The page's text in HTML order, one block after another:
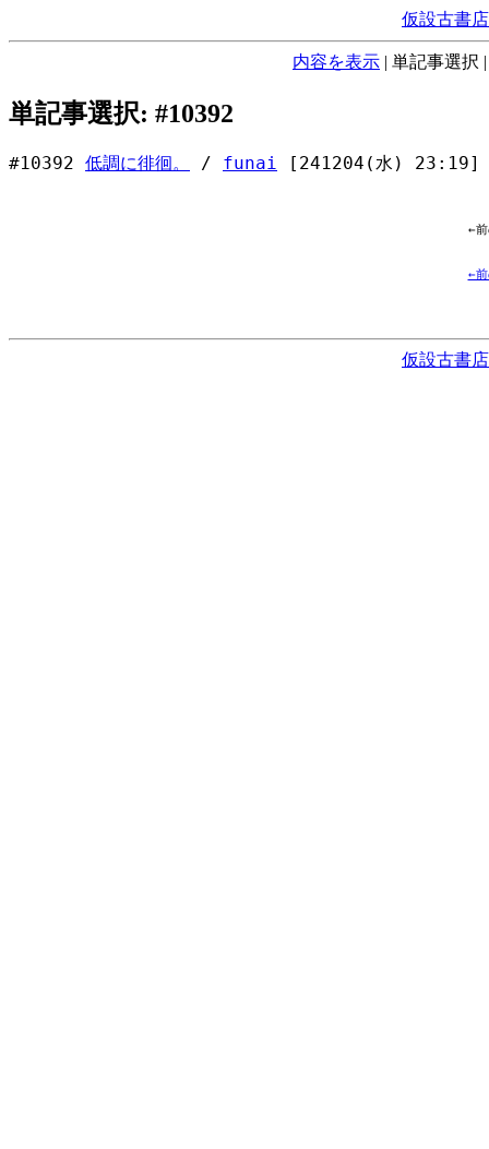
仮設古書店
内容を表示 | 単記事選択
単記事選択: #10392
#10392 低調に徘徊。 / funai [241204(水) 23:19]
←
←
仮設古書店